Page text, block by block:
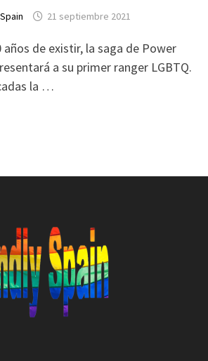
21 septiembre 2021
años de existir, la saga de Power
a su primer ranger LGBTQ.
la …